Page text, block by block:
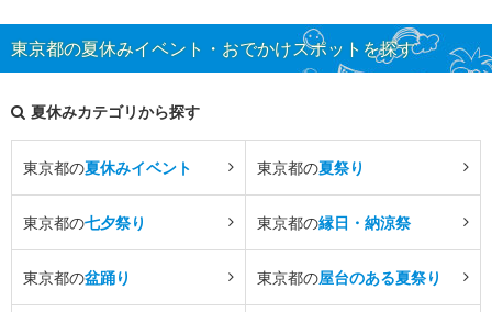
東京都の夏休みイベント・おでかけスポットを探す
夏休みカテゴリから探す
東京都の夏休みイベント 東京都の夏祭り
東京都の七夕祭り 東京都の縁日・納涼祭
東京都の盆踊り 東京都の屋台のある夏祭り